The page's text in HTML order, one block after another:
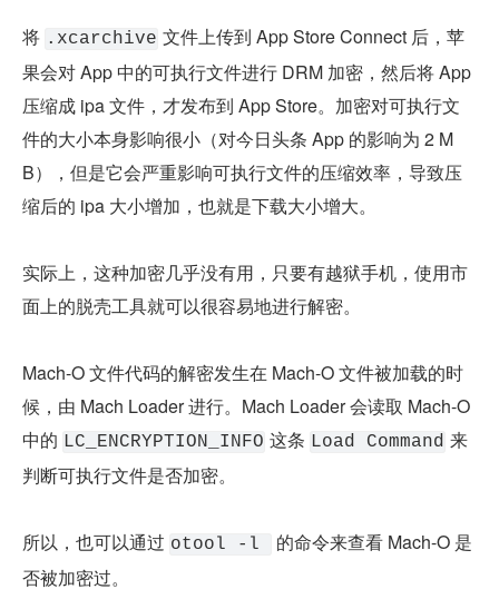
将 .xcarchive 文件上传到 App Store Connect 后，苹
果会对 App 中的可执行文件进行 DRM 加密，然后将 App
压缩成 ipa 文件，才发布到 App Store。加密对可执行文
件的大小本身影响很小（对今日头条 App 的影响为 2 M
B），但是它会严重影响可执行文件的压缩效率，导致压
缩后的 ipa 大小增加，也就是下载大小增大。
实际上，这种加密几乎没有用，只要有越狱手机，使用市
面上的脱壳工具就可以很容易地进行解密。
Mach-O 文件代码的解密发生在 Mach-O 文件被加载的时
候，由 Mach Loader 进行。Mach Loader 会读取 Mach-O
中的 LC_ENCRYPTION_INFO 这条 Load Command 来
判断可执行文件是否加密。
所以，也可以通过 otool -l
的命令来查看 Mach-O 是
否被加密过。